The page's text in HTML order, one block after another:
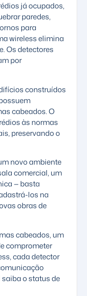
já ocupados,
paredes,
para
wireless elimina
Os detectores
por
construídos
cabeados. O
às normas
preservando o
novo ambiente
comercial, um
— basta
los na
obras de
cabeados, um
comprometer
cada detector
o status de